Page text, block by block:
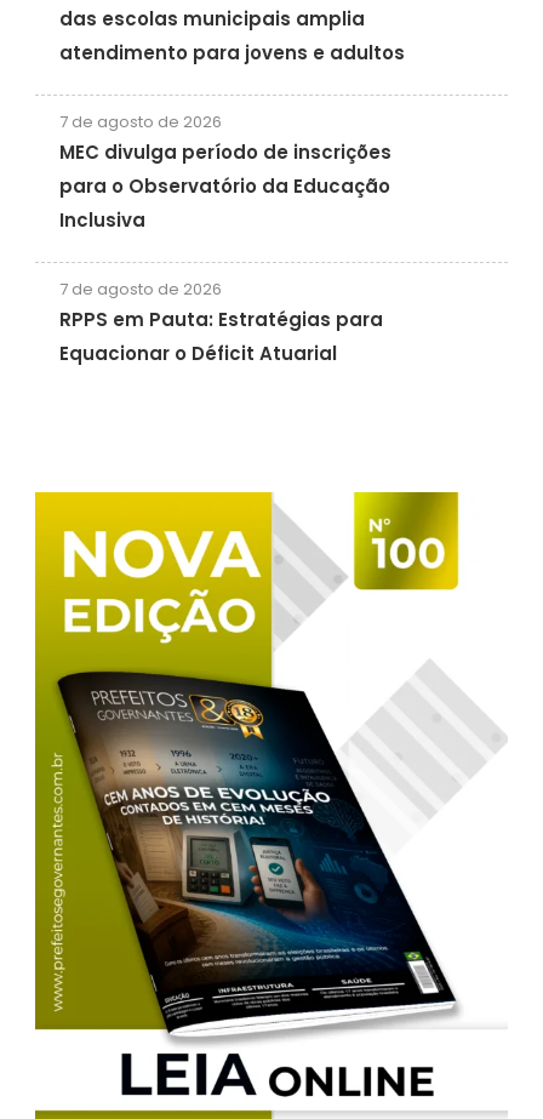
das escolas municipais amplia
atendimento para jovens e adultos
7 de agosto de 2026
MEC divulga período de inscrições
para o Observatório da Educação
Inclusiva
7 de agosto de 2026
RPPS em Pauta: Estratégias para
Equacionar o Déficit Atuarial